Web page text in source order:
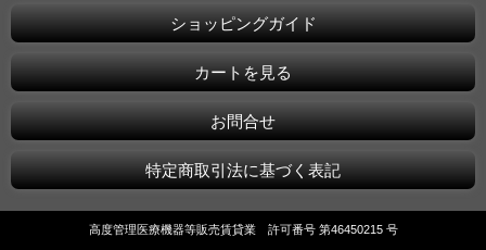
ショッピングガイド
カートを見る
お問合せ
特定商取引法に基づく表記
高度管理医療機器等販売賃貸業 許可番号 第46450215 号